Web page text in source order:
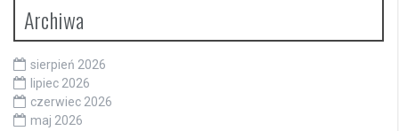
Archiwa
sierpień 2026
lipiec 2026
czerwiec 2026
maj 2026